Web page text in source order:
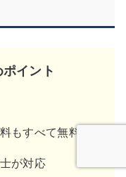
イント
もすべて無料
が対応